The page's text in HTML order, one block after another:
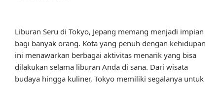
Liburan Seru di Tokyo, Jepang memang menjadi impian
bagi banyak orang. Kota yang penuh dengan kehidupan
ini menawarkan berbagai aktivitas menarik yang bisa
dilakukan selama liburan Anda di sana. Dari wisata
budaya hingga kuliner, Tokyo memiliki segalanya untuk